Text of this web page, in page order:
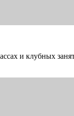
и клубных